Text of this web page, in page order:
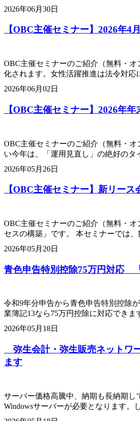
2026年06月30日
【OBC主催セミナー】2026年
OBC主催セミナーのご紹介（無料・
化されます。女性活躍推進は法令対
2026年06月02日
【OBC主催セミナー】2026年
OBC主催セミナーのご紹介（無料・
い今年は、「運用見直し」の絶好の
2026年05月26日
【OBC主催セミナー】新リー
OBC主催セミナーのご紹介（無料・
セスの構築」です。 本セミナーでは
2026年05月20日
青色申告特別控除75万円対
令和9年分申告から青色申告特別控除
業簿記13なら75万円控除に対応でき
2026年05月18日
弥生会計・弥生販売ネットワ
ます
サーバー価格高騰中、納期も長納期
Windowsサーバーが必要となります